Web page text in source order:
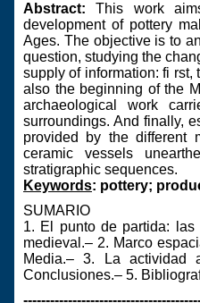
Abstract: This work
development of pottery
Ages. The objective is to
question, studying the
supply of information: fi rst,
also the beginning of the
archaeological work
surroundings. And finally,
provided by the different
ceramic vessels
stratigraphic sequences.
Keywords: pottery;
SUMARIO
1. El punto de partida:
medieval.– 2. Marco
Media.– 3. La
Conclusiones.– 5.